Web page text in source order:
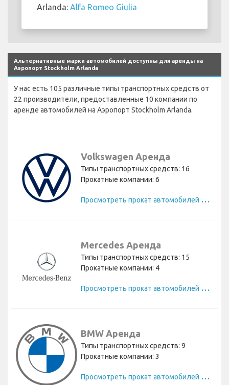
Arlanda: Alfa Romeo Giulia
Альтернативные марки автомобилей доступны для аренды на
Аэропорт Stockholm Arlanda
У нас есть 105 различные типы транспортных средств от
22 производители, предоставленные 10 компании по
аренде автомобилей на Аэропорт Stockholm Arlanda.
Volkswagen Аренда
Типы транспортных средств: 16
Прокатные компании: 6
П
росмотреть прокат автомобилей Volkswagen
Mercedes Аренда
Типы транспортных средств: 15
Прокатные компании: 4
П
росмотреть прокат автомобилей Mercedes
BMW Аренда
Типы транспортных средств: 9
Прокатные компании: 3
П
росмотреть прокат автомобилей BMW